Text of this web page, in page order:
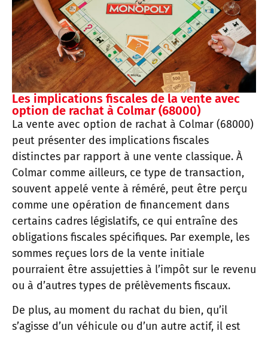
Les implications fiscales de la vente avec
option de rachat à Colmar (68000)
La vente avec option de rachat à Colmar (68000)
peut présenter des implications fiscales
distinctes par rapport à une vente classique. À
Colmar comme ailleurs, ce type de transaction,
souvent appelé vente à réméré, peut être perçu
comme une opération de financement dans
certains cadres législatifs, ce qui entraîne des
obligations fiscales spécifiques. Par exemple, les
sommes reçues lors de la vente initiale
pourraient être assujetties à l’impôt sur le revenu
ou à d’autres types de prélèvements fiscaux.
De plus, au moment du rachat du bien, qu’il
s’agisse d’un véhicule ou d’un autre actif, il est